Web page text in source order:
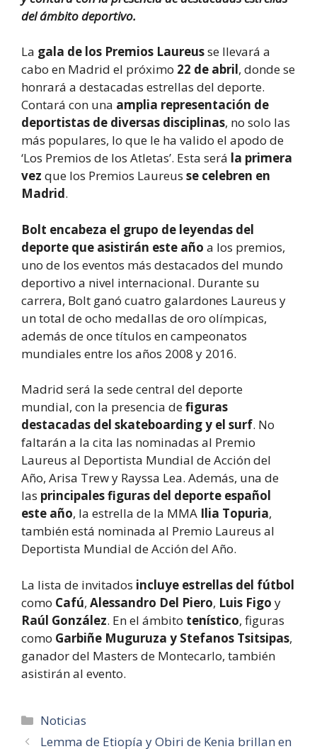
del ámbito deportivo.
La gala de los Premios Laureusse llevará a
cabo en Madrid el próximo 22 de abril, donde se
honrará a destacadas estrellas del deporte.
Contará con una amplia representación de
deportistas de diversas disciplinas, no solo las
más populares, lo que le ha valido el apodo de
‘Los Premios de los Atletas’. Esta será la primera
vez que los Premios Laureus se celebren en
Madrid.
Bolt encabeza el grupo de leyendas del
deporte que asistirán este año a los premios,
uno de los eventos más destacados del mundo
deportivo a nivel internacional. Durante su
carrera, Bolt ganó cuatro galardones Laureus y
un total de ocho medallas de oro olímpicas,
además de once títulos en campeonatos
mundiales entre los años 2008 y 2016.
Madrid será la sede central del deporte
mundial, con la presencia defiguras
destacadas del skateboarding y el surf. No
faltarán a la cita las nominadas al Premio
Laureus al Deportista Mundial de Acción del
Año, Arisa Trew y Rayssa Lea. Además, una de
las principales figuras del deporte español
este año, la estrella de la MMA Ilia Topuria,
también está nominada al Premio Laureus al
Deportista Mundial de Acción del Año.
La lista de invitados incluye estrellas del fútbol
como Cafú, Alessandro Del Piero, Luis Figo y
Raúl González. En el ámbito tenístico, figuras
como Garbiñe Muguruza y Stefanos Tsitsipas,
ganador del Masters de Montecarlo, también
asistirán al evento.
Categorías
Noticias
Lemma de Etiopía y Obiri de Kenia brillan en